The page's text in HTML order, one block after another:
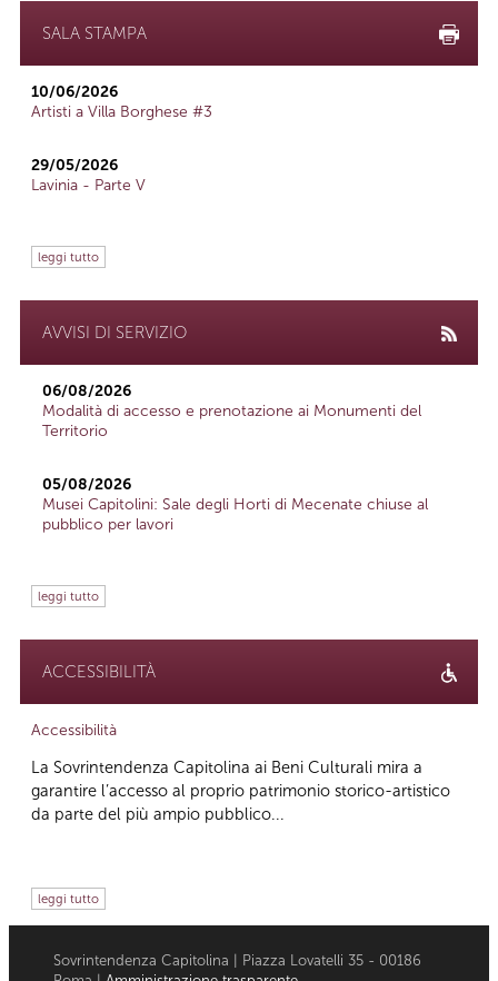
SALA STAMPA
10/06/2026
Artisti a Villa Borghese #3
29/05/2026
Lavinia - Parte V
leggi tutto
AVVISI DI SERVIZIO
06/08/2026
Modalità di accesso e prenotazione ai Monumenti del
Territorio
05/08/2026
Musei Capitolini: Sale degli Horti di Mecenate chiuse al
pubblico per lavori
leggi tutto
ACCESSIBILITÀ
Accessibilità
La Sovrintendenza Capitolina ai Beni Culturali mira a
garantire l’accesso al proprio patrimonio storico-artistico
da parte del più ampio pubblico...
leggi tutto
Sovrintendenza Capitolina | Piazza Lovatelli 35 - 00186